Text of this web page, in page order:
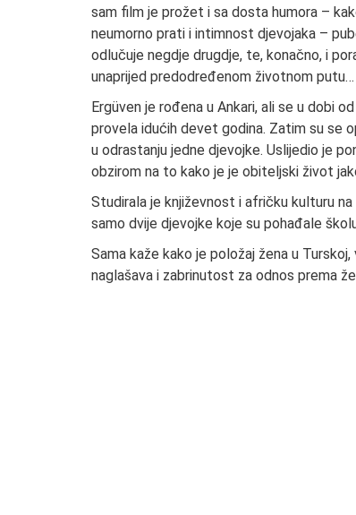
sam film je prožet i sa dosta humora –
neumorno prati i intimnost djevojaka –
odlučuje negdje drugdje, te, konačno, i
unaprijed predodređenom životnom putu…
Ergüven je rođena u Ankari, ali se u dobi
provela idućih devet godina. Zatim su se
u odrastanju jedne djevojke. Uslijedio je
obzirom na to kako je je obiteljski život
Studirala je književnost i afričku kulturu
samo dvije djevojke koje su pohađale
Sama kaže kako je položaj žena u
naglašava i zabrinutost za odnos prema